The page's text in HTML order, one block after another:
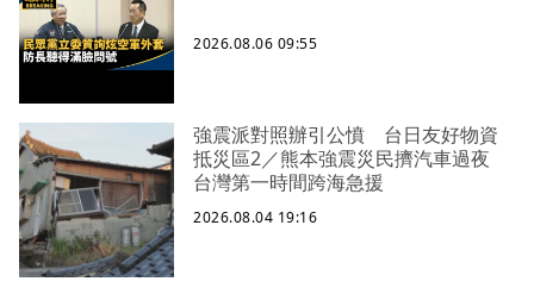
2026.08.06 09:55
強震派對照辦引公憤 台日友好物資
抵災區2／熊本強震災民擠汽車過夜
台灣第一時間跨海急援
2026.08.04 19:16